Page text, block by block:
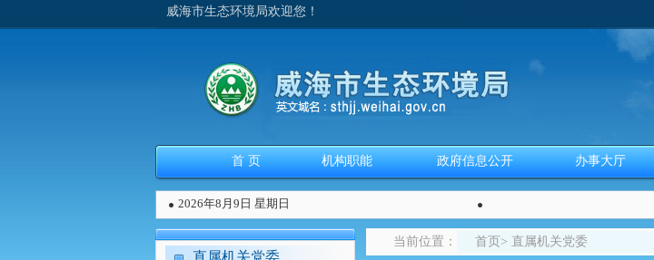
威海市生态环境局欢迎您！
首 页 机构职能 政府信息公开 办事大厅
2026年8月9日 星期日
直属机关党委
当前位置 ： 首页 > 直属机关党委